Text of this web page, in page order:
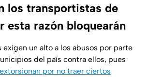
los transportistas de
esta razón bloquearán
exigen un alto a los abusos por parte
del país contra ellos, pues
extorsionan por no traer ciertos